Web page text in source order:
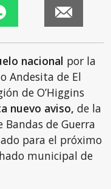
nacional por la
Andesita de El
de O’Higgins
nuevo aviso, de la
Bandas de Guerra
para el próximo
municipal de